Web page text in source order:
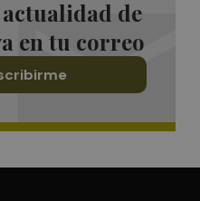
de
en tu correo